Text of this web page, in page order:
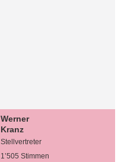
Werner
Kranz
Stellvertreter
1’505 Stimmen